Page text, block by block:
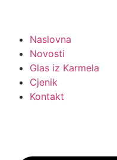
Naslovna
Novosti
Glas iz Karmela
Cjenik
Kontakt